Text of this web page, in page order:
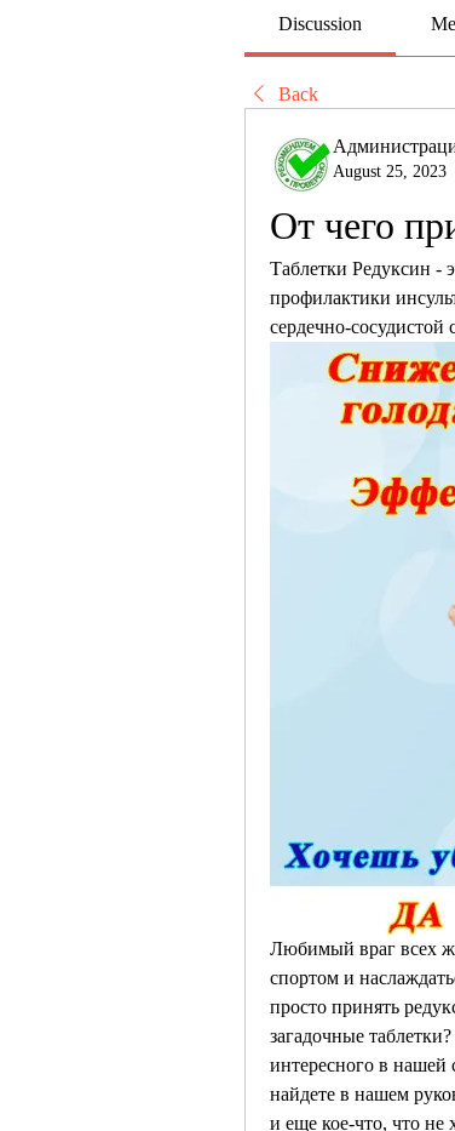
Discussion
Back
August 25, 2023
От чего
Таблетки Редуксин -
профилактики
сердечно-
Любимый враг всех
спортом и
просто принять
загадочные
интересного в нашей
найдете в нашем
и еще кое-что, что не